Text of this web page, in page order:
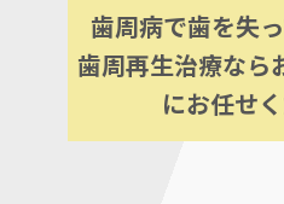
歯周病で歯を失
歯周再生治療なら
にお任せ